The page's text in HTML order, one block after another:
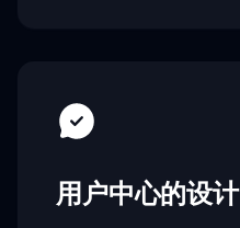
用户中心的设计